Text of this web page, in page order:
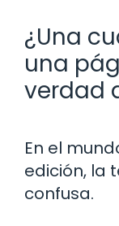
¿Una
una
verdad
En el
edición, la
confusa.